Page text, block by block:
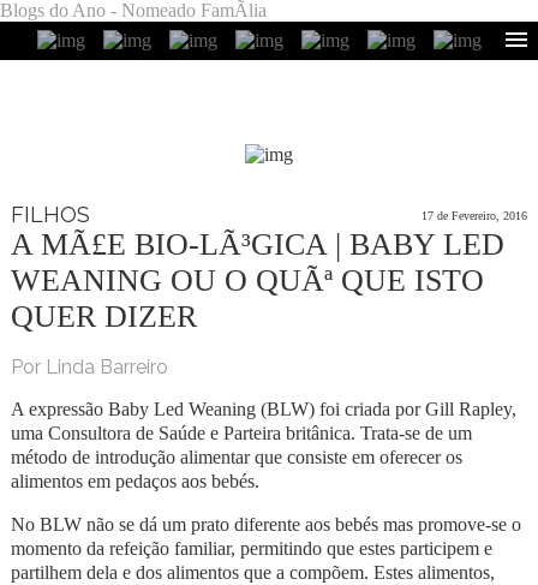
Blogs do Ano - Nomeado FamÃ­lia
FILHOS 17 de Fevereiro, 2016
A MÃ£E BIO-LÃ³GICA | BABY LED
WEANING OU O QUÃª QUE ISTO
QUER DIZER
Por Linda Barreiro
A expressão Baby Led Weaning (BLW) foi criada por Gill Rapley,
uma Consultora de Saúde e Parteira britânica. Trata-se de um
método de introdução alimentar que consiste em oferecer os
alimentos em pedaços aos bebés.
No BLW não se dá um prato diferente aos bebés mas promove-se o
momento da refeição familiar, permitindo que estes participem e
partilhem dela e dos alimentos que a compõem. Estes alimentos,